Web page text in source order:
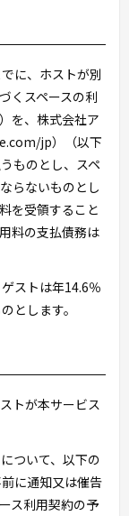
に、ホストが別
くスペースの利
を、株式会社ア
jp）（以下
ものとし、スペ
らないものとし
を受領すること
料の支払債務は
ストは年14.6％
とします。
トが本サービス
ついて、以下の
に通知又は催告
ス利用契約の予